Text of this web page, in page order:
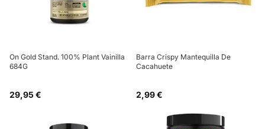
On Gold Stand. 100% Plant Vainilla
684G
29,95 €
Barra Crispy Mantequilla De
Cacahuete
2,99 €